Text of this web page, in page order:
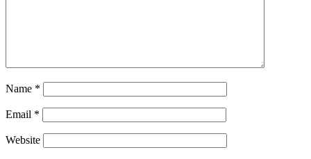
Name *
Email *
Website